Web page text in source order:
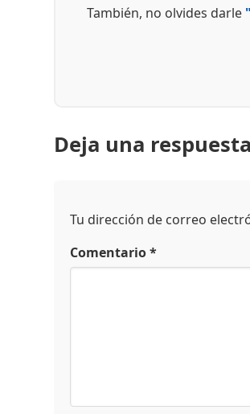
También, no olvides darle
Deja una respuesta
Tu dirección de correo
Comentario*